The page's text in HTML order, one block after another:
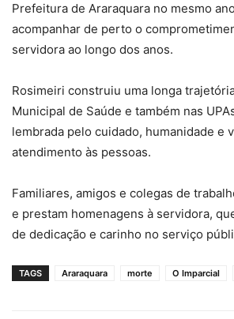
Prefeitura de Araraquara no mesmo
acompanhar de perto o
servidora ao longo dos anos.
Rosimeiri construiu uma longa
Municipal de Saúde e também nas
lembrada pelo cuidado, humanidade e
atendimento às pessoas.
Familiares, amigos e colegas de
e prestam homenagens à servidora,
de dedicação e carinho no serviço
TAGS Araraquara morte O Imparcial